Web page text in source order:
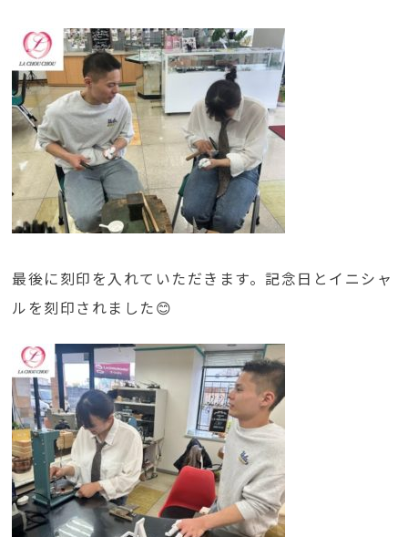
最後に刻印を入れていただきます。記念日とイニシャ
ルを刻印されました😊